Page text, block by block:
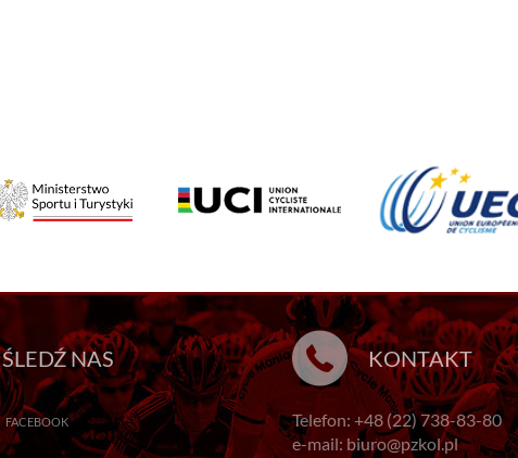
ŚLEDŹ NAS
FACEBOOK
KONTAKT
Telefon: +48 (22) 738-83-80
e-mail: biuro@pzkol.pl